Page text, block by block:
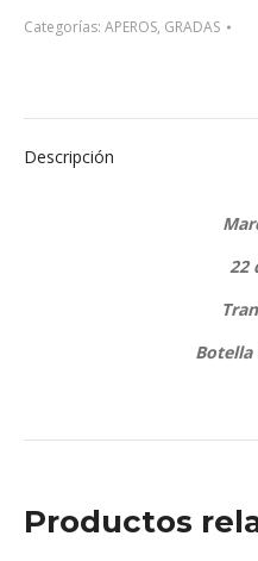
Categorías: APEROS, GRADAS
Descripción
22
Botella
Productos